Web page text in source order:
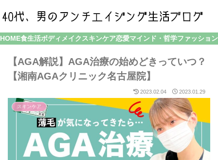
HOME食生活ボディメイク スキンケア恋愛マインド・哲学ファッション
【AGA解説】AGA治療の始めどきっていつ？
【湘南AGAクリニック名古屋院】
2023.02.04 2023.01.29
スキンケア